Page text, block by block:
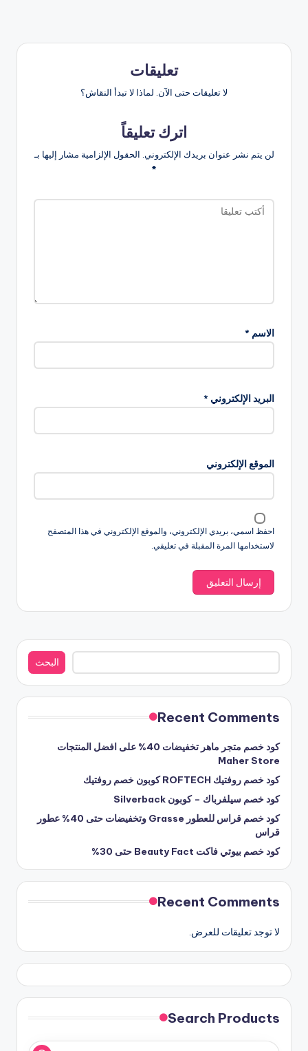
تعليقات
لا تعليقات حتى الآن. لماذا لا تبدأ النقاش؟
اترك تعليقاً
لن يتم نشر عنوان بريدك الإلكتروني. الحقول الإلزامية مشار إليها بـ
*
الاسم *
البريد الإلكتروني *
الموقع الإلكتروني
احفظ اسمي، بريدي الإلكتروني، والموقع الإلكتروني في هذا المتصفح
لاستخدامها المرة المقبلة في تعليقي.
البحث
البحث
Recent Comments
كود خصم متجر ماهر تخفيضات 40% على افضل المنتجات
Maher Store
كود خصم روفتيك ROFTECH كوبون خصم روفتيك
كود خصم سيلفرباك – كوبون Silverback
كود خصم قراس للعطور Grasse وتخفيضات حتى 40% عطور
قراس
كود خصم بيوتي فاكت Beauty Fact حتى 30%
Recent Comments
لا توجد تعليقات للعرض.
Search Products